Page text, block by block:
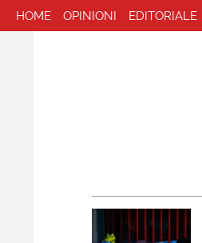
HOME OPINIONI EDITORIALE